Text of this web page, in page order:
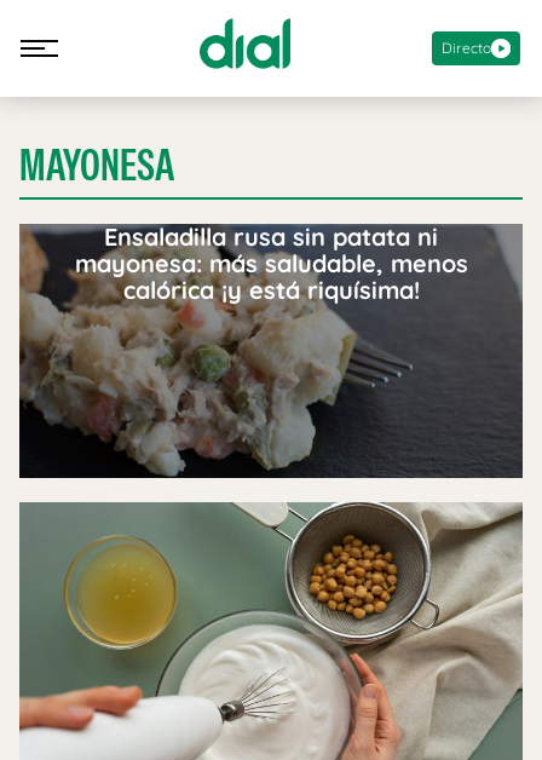
Directo
MAYONESA
Ensaladilla rusa sin patata ni
mayonesa: más saludable, menos
calórica ¡y está riquísima!